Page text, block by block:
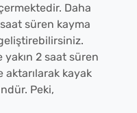
Daha
süren kayma
2 saat süren
kayak
Peki,